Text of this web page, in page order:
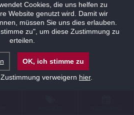
Cookies, die uns helfen zu
Website genutzt wird. Damit wir
müssen Sie uns dies erlauben.
zu", um diese Zustimmung zu
erteilen.
OK, ich stimme zu
verweigern hier.